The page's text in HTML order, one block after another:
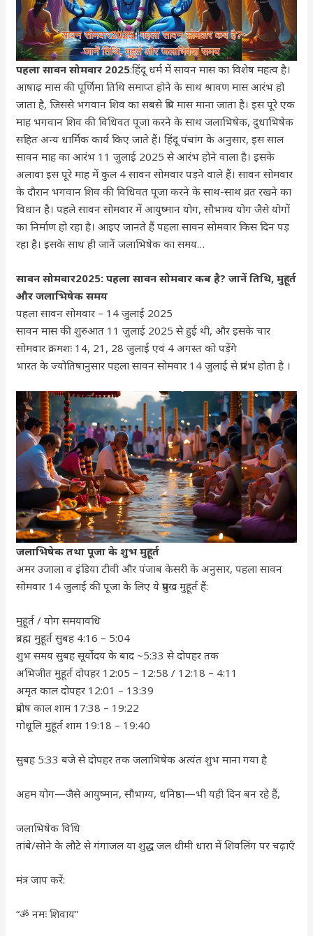
पहला सावन सोमवार 2025:हिंदू धर्म में सावन मास का विशेष महत्व है।
आषाढ़ मास की पूर्णिमा तिथि समाप्त होने के साथ श्रावण मास आरंभ हो
जाता है, जिससे भगवान शिव का सबसे प्रिय मास माना जाता है। इस पूरे एक
माह भगवान शिव की विधिवत पूजा करने के साथ जलाभिषेक, दुधाभिषेक
सहित अन्य धार्मिक कार्य किए जाते हैं। हिंदू पंचांग के अनुसार, इस साल
सावन माह का आरंभ 11 जुलाई 2025 से आरंभ होने वाला है। इसके
अलावा इस पूरे माह में कुल 4 सावन सोमवार पड़ने वाले हैं। सावन सोमवार
के दौरान भगवान शिव की विधिवत पूजा करने के साथ-साथ व्रत रखने का
विधान है। पहले सावन सोमवार में आयुष्मान योग, सौभाग्य योग जैसे योगों
का निर्माण हो रहा है। आइए जानते हैं पहला सावन सोमवार किस दिन पड़
रहा है। इसके साथ ही जानें जलाभिषेक का समय…
सावन सोमवार2025: पहला सावन सोमवार कब है? जानें तिथि, मुहूर्त
और जलाभिषेक समय
पहला सावन सोमवार – 14 जुलाई 2025
सावन मास की शुरुआत 11 जुलाई 2025 से हुई थी, और इसके चार
सोमवार क्रमशः 14, 21, 28 जुलाई एवं 4 अगस्त को पड़ेंगे
भारत के ज्योतिषानुसार पहला सावन सोमवार 14 जुलाई से प्रारंभ होता है ।
जलाभिषेक तथा पूजा के शुभ मुहूर्त
अमर उजाला व इंडिया टीवी और पंजाब केसरी के अनुसार, पहला सावन
सोमवार 14 जुलाई की पूजा के लिए ये प्रमुख मुहूर्त हैं:
मुहूर्त / योग समयावधि
ब्रह्म मुहूर्त सुबह 4:16 – 5:04
शुभ समय सुबह सूर्योदय के बाद ~5:33 से दोपहर तक
अभिजीत मुहूर्त दोपहर 12:05 – 12:58 / 12:18 – 4:11
अमृत काल दोपहर 12:01 – 13:39
प्रदोष काल शाम 17:38 – 19:22
गोधूलि मुहूर्त शाम 19:18 – 19:40
सुबह 5:33 बजे से दोपहर तक जलाभिषेक अत्यंत शुभ माना गया है
अहम योग—जैसे आयुष्मान, सौभाग्य, धनिष्ठा—भी यही दिन बन रहे हैं,
जलाभिषेक विधि
तांबे/सोने के लौटे से गंगाजल या शुद्ध जल धीमी धारा में शिवलिंग पर चढ़ाएँ
मंत्र जाप करें:
“ॐ नमः शिवाय”